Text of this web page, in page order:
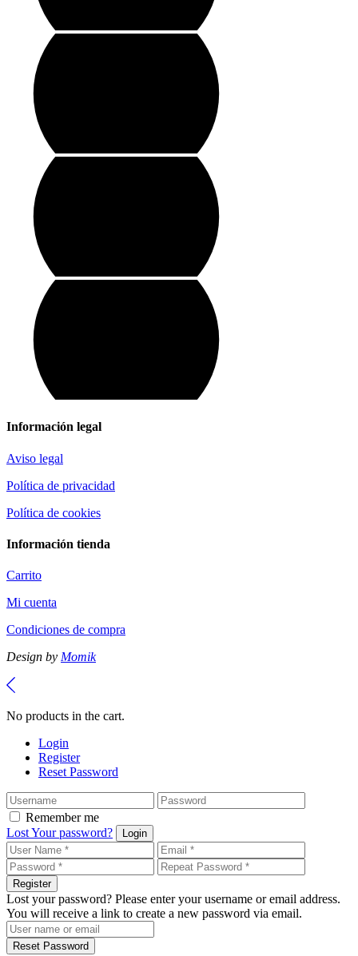
Información legal
Aviso legal
Política de privacidad
Política de cookies
Información tienda
Carrito
Mi cuenta
Condiciones de compra
Design by Momik
No products in the cart.
Login
Register
Reset Password
Remember me
Lost Your password?
Login
Register
Lost your password? Please enter your username or email address.
You will receive a link to create a new password via email.
Reset Password